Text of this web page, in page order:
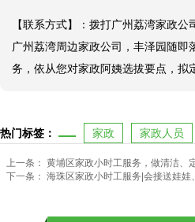
【联系方式】：拨打广州荔湾家政
广州荔湾周边家政公司，丰泽园随即
务，依从您对家政阿姨选拔要点，拟
热门标签： 家政 家政人员
上一条： 黄埔区家政小时工服务，做清洁、
下一条： 海珠区家政小时工服务|会接送娃娃